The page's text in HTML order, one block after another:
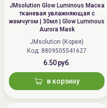
JMsolution Glow Luminous Маска
тканевая увлажняющая с
жемчугом | 30мл | Glow Luminous
Aurora Mask
JMsolution (Корея)
Код: 8809505541627
6.50 руб.
в корзину